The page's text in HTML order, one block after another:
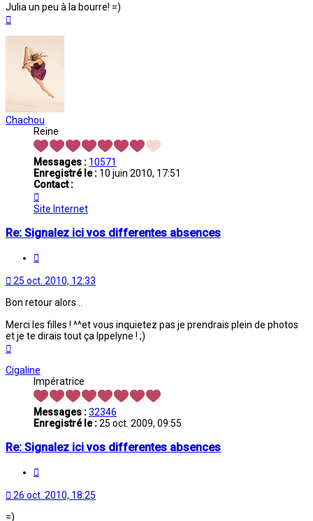
Julia un peu à la bourre! =)
Chachou
Reine
Messages : 10571
Enregistré le : 10 juin 2010, 17:51
Contact :
Chachou
Site Internet
Re: Signalez ici vos differentes absences
25 oct. 2010, 12:33
Bon retour alors ..
Merci les filles ! ^^et vous inquietez pas je prendrais plein de photos
et je te dirais tout ça Ippelyne ! ;)
Cigaline
Impératrice
Messages :32346
Enregistré le :25 oct. 2009, 09:55
Re: Signalez ici vos differentes absences
26 oct. 2010, 18:25
=)